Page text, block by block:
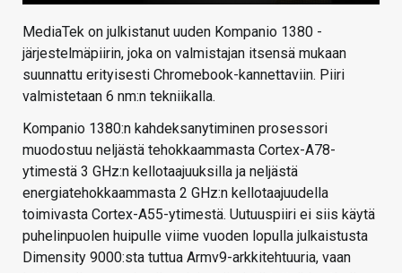
MediaTek on julkistanut uuden Kompanio 1380 -
järjestelmäpiirin, joka on valmistajan itsensä mukaan
suunnattu erityisesti Chromebook-kannettaviin. Piiri
valmistetaan 6 nm:n tekniikalla.
Kompanio 1380:n kahdeksanytiminen prosessori
muodostuu neljästä tehokkaammasta Cortex-A78-
ytimestä 3 GHz:n kellotaajuuksilla ja neljästä
energiatehokkaammasta 2 GHz:n kellotaajuudella
toimivasta Cortex-A55-ytimestä. Uutuuspiiri ei siis käytä
puhelinpuolen huipulle viime vuoden lopulla julkaistusta
Dimensity 9000:sta tuttua Armv9-arkkitehtuuria, vaan